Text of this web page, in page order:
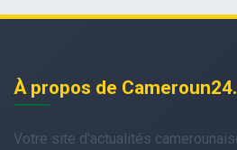
À propos de
Votre site d'actualités